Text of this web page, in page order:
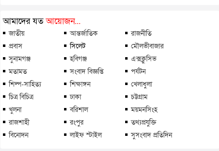
আমাদের যতআয়োজন...
জাতীয় আন্তর্জাতিক
রাজনীতি
প্রবাস
সিলেট
মৌলভীবাজার
সুনামগঞ্জ
হবিগঞ্জ
এক্সক্লুসিভ
মতামত
সংবাদ বিজ্ঞপ্তি
পর্যটন
শিল্প-সাহিত্য
শিক্ষাঙ্গন
খেলাধুলা
চিত্র বিচিত্র
ঢাকা
চট্টগ্রাম
খুলনা
বরিশাল
ময়মনসিংহ
রাজশাহী
রংপুর
তথ্যপ্রযুক্তি
বিনোদন
লাইফ স্টাইল সুসংবাদ প্রতিদিন